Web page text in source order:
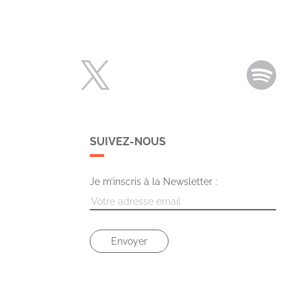
SUIVEZ-NOUS
Je m’inscris à la Newsletter :